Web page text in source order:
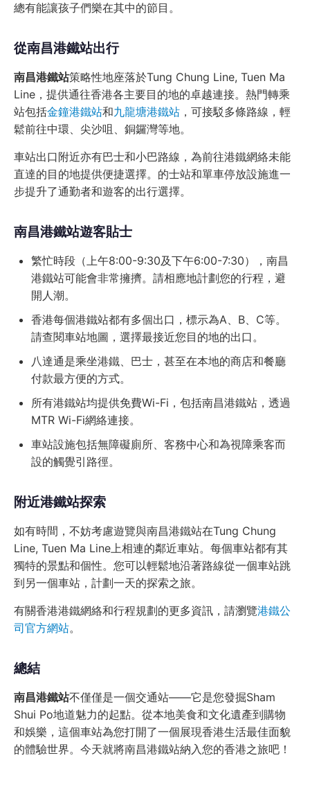
總有能讓孩子們樂在其中的節目。
從南昌港鐵站出行
南昌港鐵站策略性地座落於Tung Chung Line, Tuen Ma
Line，提供通往香港各主要目的地的卓越連接。熱門轉乘
站包括金鐘港鐵站和九龍塘港鐵站 ，可接駁多條路線，輕
鬆前往中環、尖沙咀、銅鑼灣等地。
車站出口附近亦有巴士和小巴路線，為前往港鐵網絡未能
直達的目的地提供便捷選擇。的士站和單車停放設施進一
步提升了通勤者和遊客的出行選擇。
南昌港鐵站遊客貼士
繁忙時段（上午8:00-9:30及下午6:00-7:30），南昌
港鐵站可能會非常擁擠。請相應地計劃您的行程，避
開人潮。
香港每個港鐵站都有多個出口，標示為A、B、C等。
請查閱車站地圖，選擇最接近您目的地的出口。
八達通是乘坐港鐵、巴士，甚至在本地的商店和餐廳
付款最方便的方式。
所有港鐵站均提供免費Wi-Fi，包括南昌港鐵站，透過
MTR Wi-Fi網絡連接。
車站設施包括無障礙廁所、客務中心和為視障乘客而
設的觸覺引路徑。
附近港鐵站探索
如有時間，不妨考慮遊覽與南昌港鐵站在Tung Chung
Line, Tuen Ma Line上相連的鄰近車站。每個車站都有其
獨特的景點和個性。您可以輕鬆地沿著路線從一個車站跳
到另一個車站，計劃一天的探索之旅。
有關香港港鐵網絡和行程規劃的更多資訊，請瀏覽港鐵公
司官方網站。
總結
南昌港鐵站不僅僅是一個交通站——它是您發掘Sham
Shui Po地道魅力的起點。從本地美食和文化遺產到購物
和娛樂，這個車站為您打開了一個展現香港生活最佳面貌
的體驗世界。今天就將南昌港鐵站納入您的香港之旅吧！